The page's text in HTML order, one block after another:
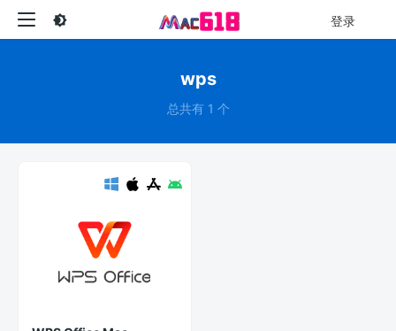
登录
wps
总共有 1 个